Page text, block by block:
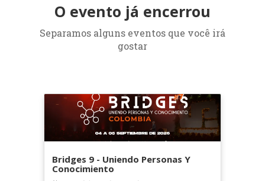
O evento já encerrou
Separamos alguns eventos que você irá
gostar
Bridges 9 - Uniendo Personas Y
Conocimiento